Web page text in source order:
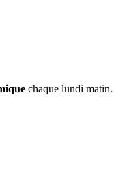
chaque lundi matin.